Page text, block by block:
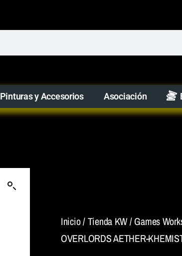
Pinturas y Accesorios Asociación
Inicio/Tienda KW/Games
OVERLORDS AETHER-